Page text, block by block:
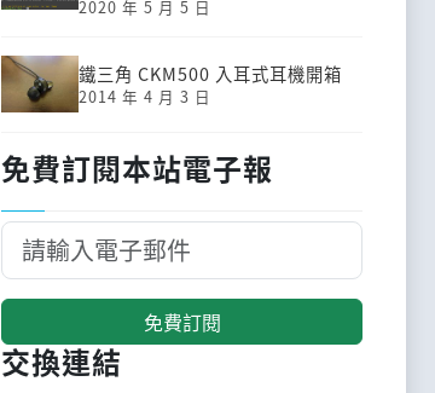
2020 年 5 月 5 日
鐵三角 CKM500 入耳式耳機開箱
2014 年 4 月 3 日
免費訂閱本站電子報
免費訂閱
交換連結